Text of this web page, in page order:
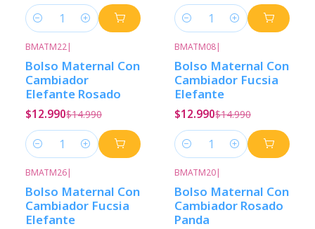
Cantidad Cantidad
BMATM22|
Bolso Maternal Con
Cambiador
Elefante Rosado
$12.990$14.990
Cantidad
BMATM08|
Bolso Maternal Con
Cambiador Fucsia
Elefante
$12.990$14.990
Cantidad
BMATM26|
Bolso Maternal Con
Cambiador Fucsia
Elefante
BMATM20|
Bolso Maternal Con
Cambiador Rosado
Panda